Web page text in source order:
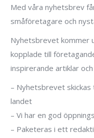
Med våra nyhetsbrev
småföretagare och
Nyhetsbrevet kommer
kopplade till
inspirerande artiklar
– Nyhetsbrevet
landet
– Vi har en god
– Paketeras i ett